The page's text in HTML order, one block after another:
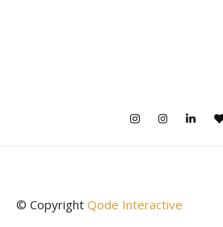
© Copyright Qode Interactive